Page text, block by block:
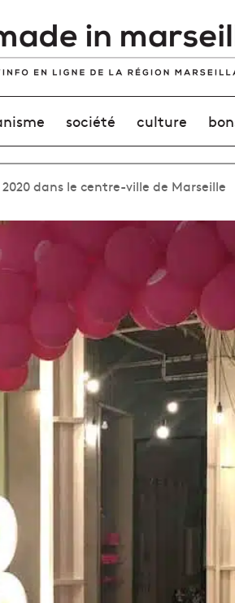
société culture
dans le centre-ville de Marseille